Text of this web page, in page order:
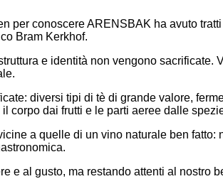
per conoscere ARENSBAK ha avuto
Bram Kerkhof.
e identità non vengono
diversi tipi di tè di grande valore,
corpo dai frutti e le parti aeree dalle
a quelle di un vino naturale ben fatto:
al gusto, ma restando attenti al nostro